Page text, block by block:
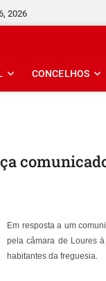
2026
CONCELHOS
Em resposta a um
pela câmara de Loures
habitantes da freguesia.